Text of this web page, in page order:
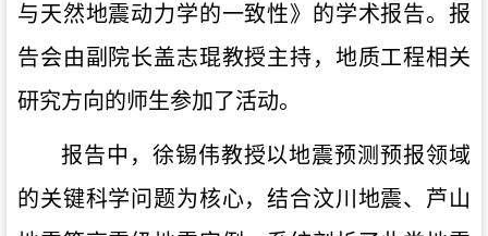
与天然地震动力学的一致性》的学术报告。报
告会由副院长盖志琨教授主持，地质工程相关
研究方向的师生参加了活动。
报告中，徐锡伟教授以地震预测预报领域
的关键科学问题为核心，结合汶川地震、芦山